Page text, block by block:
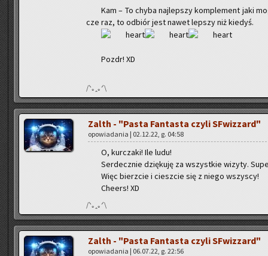
Kam – To chyba naj­lep­szy kom­ple­ment jaki
cze raz, to od­biór jest nawet lep­szy niż kie­dyś.
Pozdr! XD
/ᐠ｡ꞈ｡ᐟ\
Zalth - "Pasta Fan­ta­sta czyli SFwiz­zard"
opo­wia­da­nia | 02.12.22, g. 04:58
O, kur­cza­ki! Ile ludu!
Ser­decz­nie dzię­ku­ję za wszyst­kie wi­zy­ty.
Więc bierz­cie i ciesz­cie się z niego wszy­scy!
Che­ers! XD
/ᐠ｡ꞈ｡ᐟ\
Zalth - "Pasta Fan­ta­sta czyli SFwiz­zard"
opo­wia­da­nia | 06.07.22, g. 22:56